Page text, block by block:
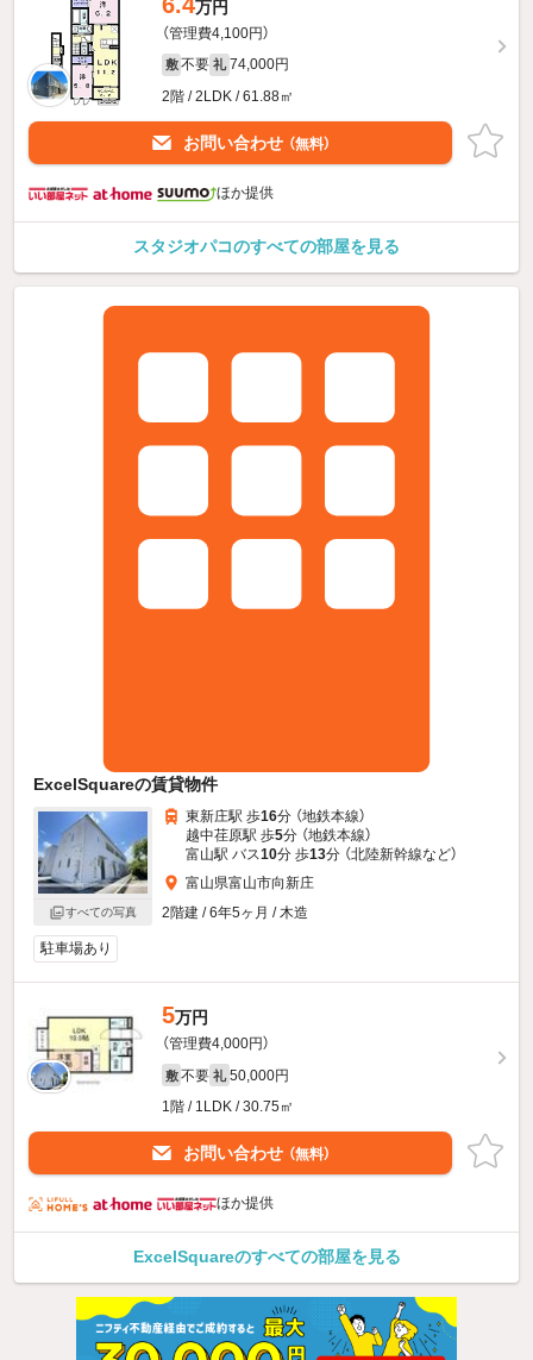
万円
（管理費4,100円）
敷 不要 礼 74,000円
2階 / 2LDK / 61.88㎡
お問い合わせ （無料）
ほか提供
スタジオパコのすべての部屋を見る
ExcelSquareの賃貸物件
すべての写真
東新庄駅 歩16分 （地鉄本線）
越中荏原駅 歩5分 （地鉄本線）
富山駅 バス10分 歩13分 （北陸新幹線など）
富山県富山市向新庄
2階建 / 6年5ヶ月 / 木造
駐車場あり
5万円
（管理費4,000円）
敷 不要 礼 50,000円
1階 / 1LDK / 30.75㎡
お問い合わせ （無料）
ほか提供
ExcelSquareのすべての部屋を見る